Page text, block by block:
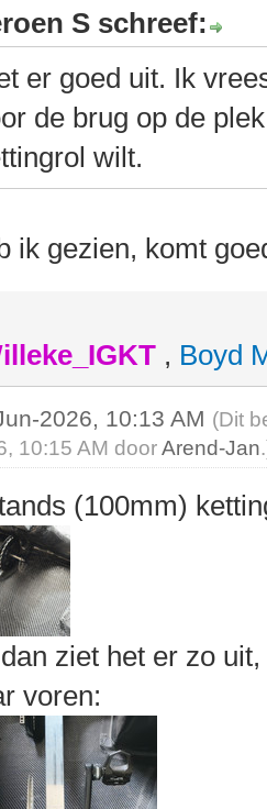
S schreef:
er goed uit. Ik
de brug op de
wilt.
ik gezien, komt
, Boyd
2026, 10:13 AM (Dit
10:15 AM doorArend-Jan
(100mm)
ziet het er zo
voren: